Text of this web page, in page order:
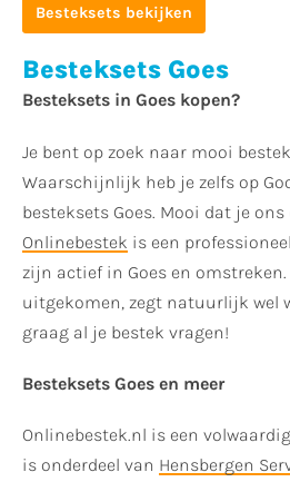
Besteksets bekijken
Besteksets Goes
Besteksets in Goes kopen?
Je bent op zoek naar mooi
Waarschijnlijk heb je zelfs op
besteksets Goes. Mooi dat je
Onlinebestek is een
zijn actief in Goes en
uitgekomen, zegt natuurlijk wel
graag al je bestek vragen!
Besteksets Goes en meer
Onlinebestek.nl is een
is onderdeel van Hensbergen